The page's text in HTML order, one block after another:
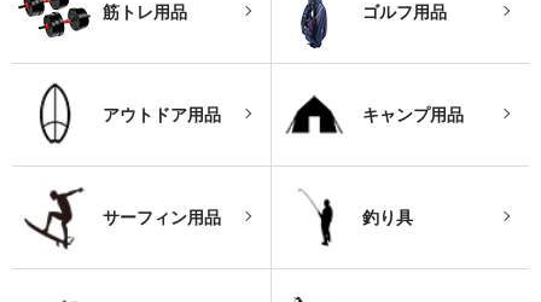
筋トレ用品 ゴルフ用品
アウトドア用品 キャンプ用品
サーフィン用品 釣り具